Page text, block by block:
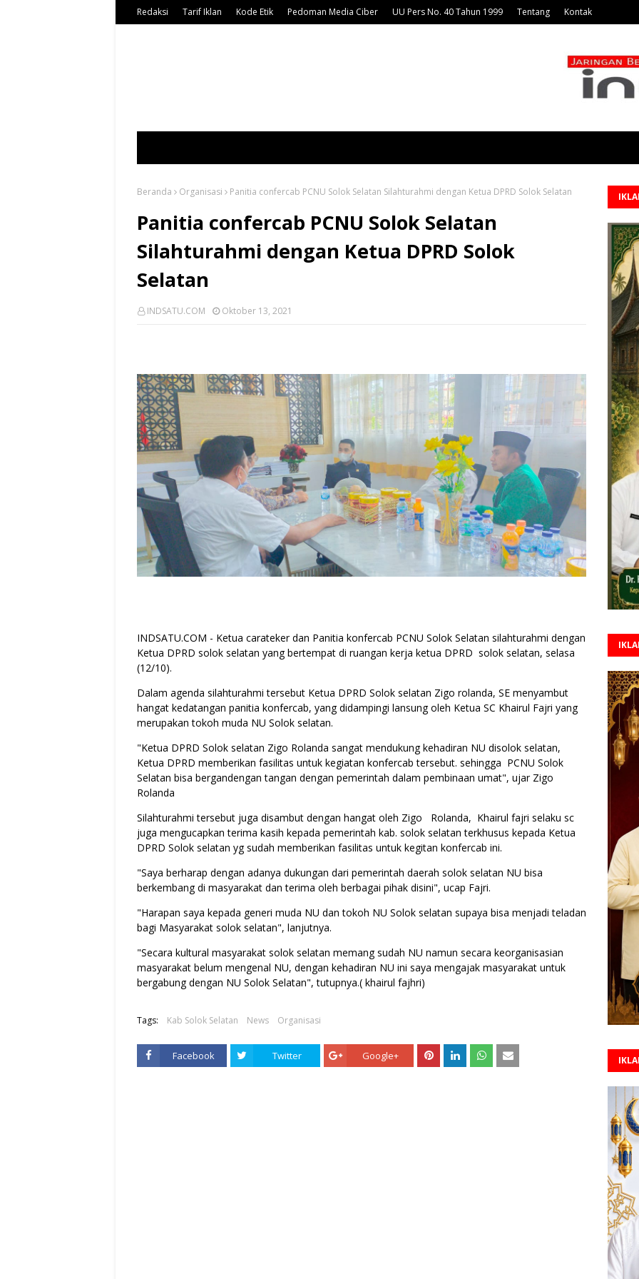
Redaksi Tarif Iklan Kode Etik Pedoman Media Ciber UU Pers No. 40 Tahun 1999 Tentang Kontak
Beranda Organisasi Panitia confercab PCNU Solok Selatan Silahturahmi dengan Ketua DPRD Solok Selatan
Panitia confercab PCNU Solok Selatan
Silahturahmi dengan Ketua DPRD Solok
Selatan
INDSATU.COM Oktober 13, 2021
INDSATU.COM - Ketua carateker dan Panitia konfercab PCNU Solok Selatan silahturahmi dengan
Ketua DPRD solok selatan yang bertempat di ruangan kerja ketua DPRD solok selatan, selasa
(12/10).
Dalam agenda silahturahmi tersebut Ketua DPRD Solok selatan Zigo rolanda, SE menyambut
hangat kedatangan panitia konfercab, yang didampingi lansung oleh Ketua SC Khairul Fajri yang
merupakan tokoh muda NU Solok selatan.
"Ketua DPRD Solok selatan Zigo Rolanda sangat mendukung kehadiran NU disolok selatan,
Ketua DPRD memberikan fasilitas untuk kegiatan konfercab tersebut. sehingga PCNU Solok
Selatan bisa bergandengan tangan dengan pemerintah dalam pembinaan umat", ujar Zigo
Rolanda
Silahturahmi tersebut juga disambut dengan hangat oleh Zigo Rolanda, Khairul fajri selaku sc
juga mengucapkan terima kasih kepada pemerintah kab. solok selatan terkhusus kepada Ketua
DPRD Solok selatan yg sudah memberikan fasilitas untuk kegitan konfercab ini.
"Saya berharap dengan adanya dukungan dari pemerintah daerah solok selatan NU bisa
berkembang di masyarakat dan terima oleh berbagai pihak disini", ucap Fajri.
"Harapan saya kepada generi muda NU dan tokoh NU Solok selatan supaya bisa menjadi teladan
bagi Masyarakat solok selatan", lanjutnya.
"Secara kultural masyarakat solok selatan memang sudah NU namun secara keorganisasian
masyarakat belum mengenal NU, dengan kehadiran NU ini saya mengajak masyarakat untuk
bergabung dengan NU Solok Selatan", tutupnya.( khairul fajhri)
Tags: Kab Solok Selatan News Organisasi
Facebook Twitter Google+